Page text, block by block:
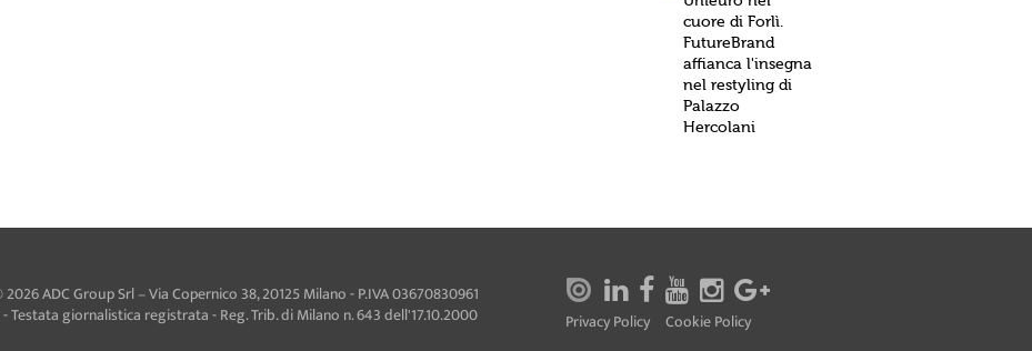
cuore di Forlì.
FutureBrand
affianca l'insegna
nel restyling di
Palazzo
Hercolani
ADC Group Srl – Via Copernico 38, 20125 Milano - P.IVA 03670830961
- Testata giornalistica registrata - Reg. Trib. di Milano n. 643 dell'17.10.2000
Privacy Policy Cookie Policy